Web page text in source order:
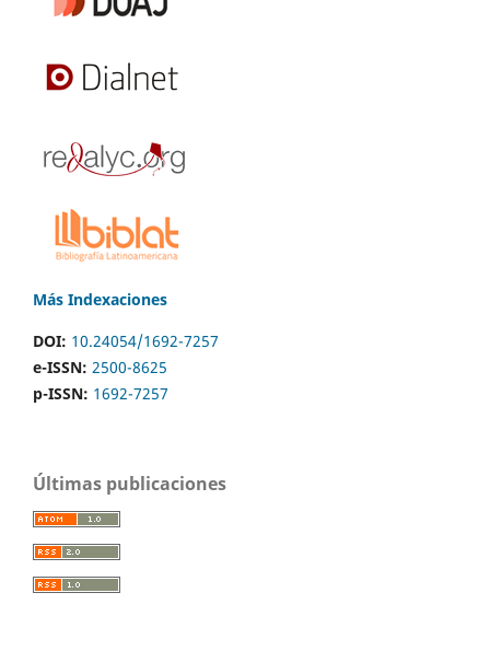
Más Indexaciones
DOI: 10.24054/1692-7257
e-ISSN: 2500-8625
p-ISSN: 1692-7257
Últimas publicaciones